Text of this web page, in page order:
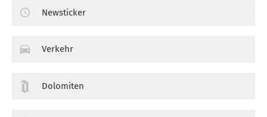
Newsticker
Verkehr
Dolomiten